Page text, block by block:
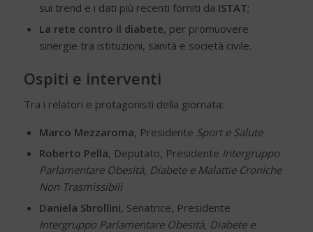
sui trend e i dati più recenti forniti da ISTAT;
La rete contro il diabete, per promuovere
sinergie tra istituzioni, sanità e società civile.
Ospiti e interventi
Tra i relatori e protagonisti della giornata:
Marco Mezzaroma, Presidente Sport e Salute
Roberto Pella, Deputato, Presidente Intergruppo
Parlamentare Obesità, Diabete e Malattie Croniche
Non Trasmissibili
Daniela Sbrollini, Senatrice, Presidente
Intergruppo Parlamentare Obesità, Diabete e